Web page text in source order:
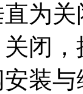
为
闭
与